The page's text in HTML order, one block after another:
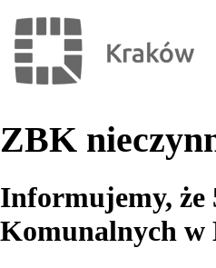
ZBK
Informujemy, że
Komunalnych w